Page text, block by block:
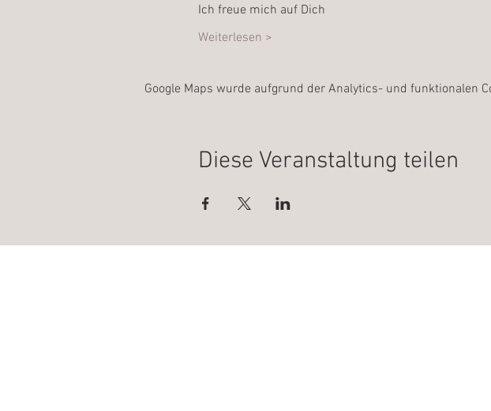
Ich freue mich auf Dich
Weiterlesen >
Google Maps wurde aufgrund der Analytics- und funktionalen
Diese Veranstaltung teilen